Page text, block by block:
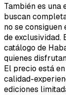
También es una
buscan
no se
de exclusividad.
catálogo de
quienes
El precio está
calidad-
ediciones